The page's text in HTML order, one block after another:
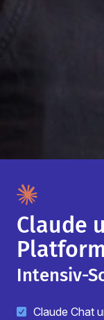
Claude
Platform
Intensiv-
Claude Chat